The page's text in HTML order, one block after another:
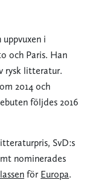
i
och Paris. Han
rysk litteratur.
2014 och
följdes 2016
SvD:s
nominerades
för Europa.